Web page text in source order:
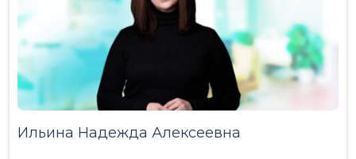
Ильина Надежда Алексеевна